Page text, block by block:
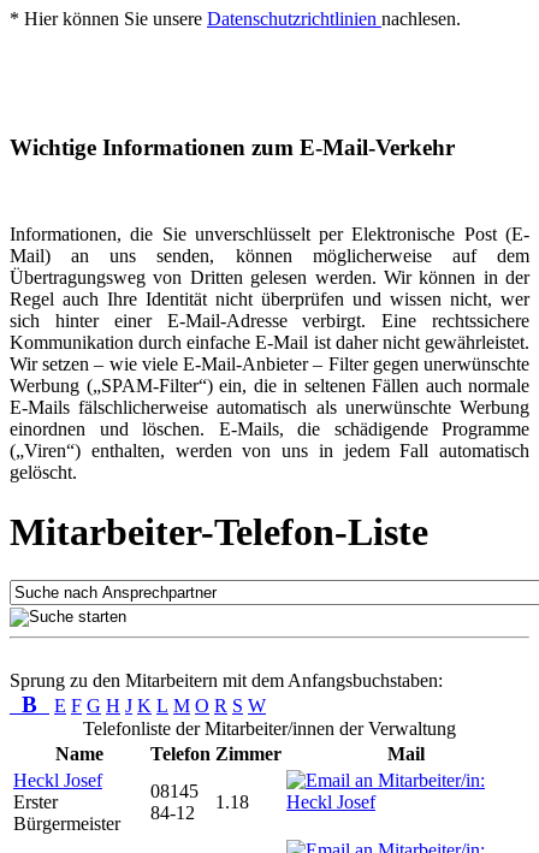
* Hier können Sie unsere Datenschutzrichtlinien nachlesen.
Wichtige Informationen zum E-Mail-Verkehr
Informationen, die Sie unverschlüsselt per Elektronische Post (E-
Mail) an uns senden, können möglicherweise auf dem
Übertragungsweg von Dritten gelesen werden. Wir können in der
Regel auch Ihre Identität nicht überprüfen und wissen nicht, wer
sich hinter einer E-Mail-Adresse verbirgt. Eine rechtssichere
Kommunikation durch einfache E-Mail ist daher nicht gewährleistet.
Wir setzen – wie viele E-Mail-Anbieter – Filter gegen unerwünschte
Werbung („SPAM-Filter“) ein, die in seltenen Fällen auch normale
E-Mails fälschlicherweise automatisch als unerwünschte Werbung
einordnen und löschen. E-Mails, die schädigende Programme
(„Viren“) enthalten, werden von uns in jedem Fall automatisch
gelöscht.
Mitarbeiter-Telefon-Liste
Sprung zu den Mitarbeitern mit dem Anfangsbuchstaben:
B E F G H J K L M O R S W
Telefonliste der Mitarbeiter/innen der Verwaltung
Name
Telefon Zimmer
Mail
Heckl Josef
Erster
Bürgermeister
08145
84-12
1.18